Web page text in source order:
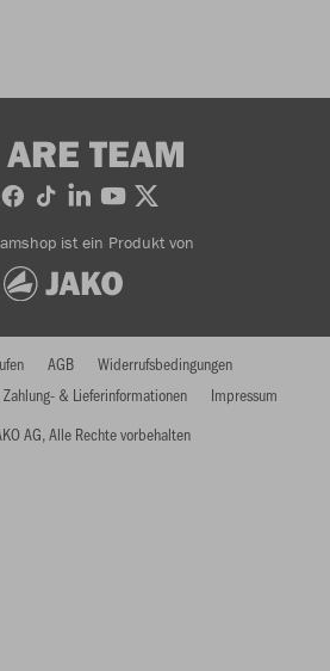
TEAM
ist ein Produkt von
AG, Alle Rechte vorbehalten
AGB
Widerrufsbedingungen
Zahlung- & Lieferinformationen Impressum